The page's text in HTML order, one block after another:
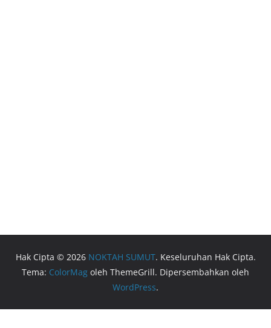
Hak Cipta © 2026 NOKTAH SUMUT. Keseluruhan Hak Cipta.
Tema: ColorMag oleh ThemeGrill. Dipersembahkan oleh
WordPress.